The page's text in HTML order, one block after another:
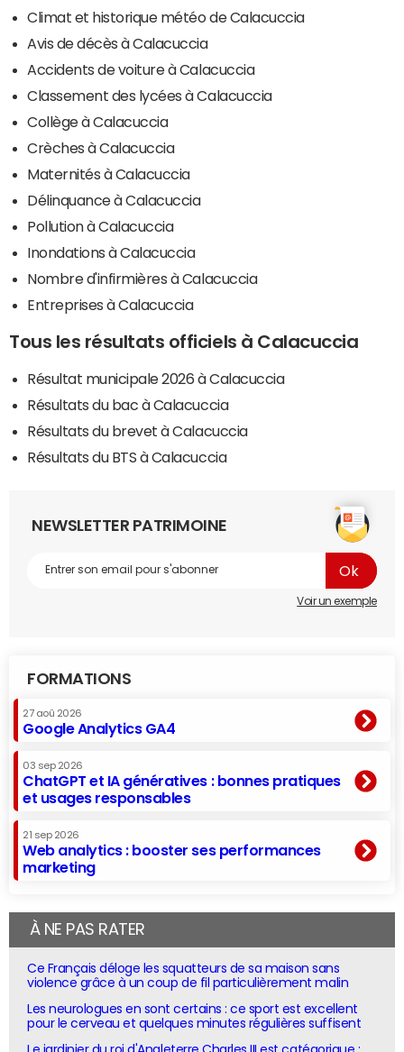
Climat et historique météo de Calacuccia
Avis de décès à Calacuccia
Accidents de voiture à Calacuccia
Classement des lycées à Calacuccia
Collège à Calacuccia
Crèches à Calacuccia
Maternités à Calacuccia
Délinquance à Calacuccia
Pollution à Calacuccia
Inondations à Calacuccia
Nombre d'infirmières à Calacuccia
Entreprises à Calacuccia
Tous les résultats officiels à Calacuccia
Résultat municipale 2026 à Calacuccia
Résultats du bac à Calacuccia
Résultats du brevet à Calacuccia
Résultats du BTS à Calacuccia
NEWSLETTER PATRIMOINE
Voir un exemple
FORMATIONS
27 aoû 2026
Google Analytics GA4
03 sep 2026
ChatGPT et IA génératives : bonnes pratiques
et usages responsables
21 sep 2026
Web analytics : booster ses performances
marketing
À NE PAS RATER
Ce Français déloge les squatteurs de sa maison sans
violence grâce à un coup de fil particulièrement malin
Les neurologues en sont certains : ce sport est excellent
pour le cerveau et quelques minutes régulières suffisent
Le jardinier du roi d'Angleterre Charles III est catégorique :